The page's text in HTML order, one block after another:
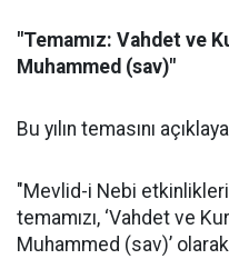
"Temamız: Vahdet ve
Muhammed (sav)"
Bu yılın temasını
"Mevlid-i Nebi
temamızı, ‘Vahdet ve
Muhammed (sav)’